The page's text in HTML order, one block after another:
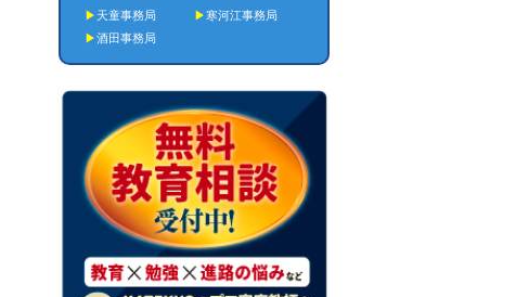
▶ 天童事務局 ▶寒河江事務局
▶酒田事務局